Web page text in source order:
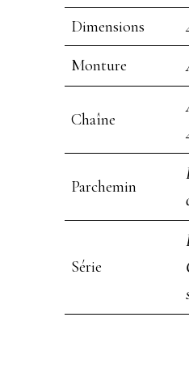
Dimensions
Monture
Chaîne
Parchemin
Série